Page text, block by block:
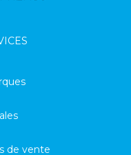
de vente